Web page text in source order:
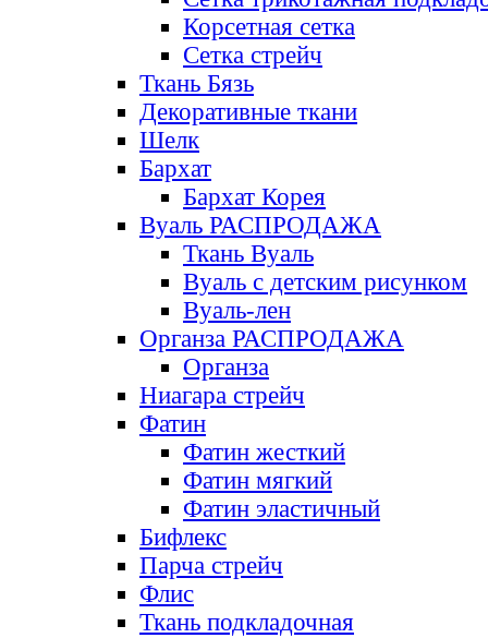
Корсетная сетка
Сетка стрейч
Ткань Бязь
Декоративные ткани
Шелк
Бархат
Бархат Корея
Вуаль РАСПРОДАЖА
Ткань Вуаль
Вуаль с детским рисунком
Вуаль-лен
Органза РАСПРОДАЖА
Органза
Ниагара стрейч
Фатин
Фатин жесткий
Фатин мягкий
Фатин элаcтичный
Бифлекс
Парча стрейч
Флис
Ткань подкладочная